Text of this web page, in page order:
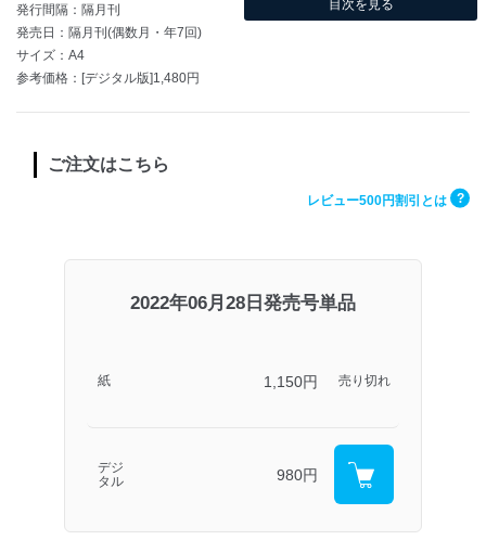
発行間隔：隔月刊
発売日：隔月刊(偶数月・年7回)
サイズ：A4
参考価格：[デジタル版]1,480円
目次を見る
ご注文はこちら
レビュー500円割引とは ?
2022年06月28日発売号単品
紙 1,150円 売り切れ
デジ
タル
980円